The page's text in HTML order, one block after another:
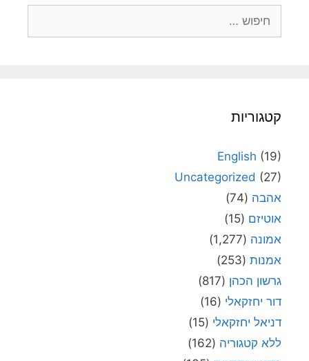
קטגוריות
English (19)
Uncategorized (27)
אהבה (74)
אוטיזם (15)
אמונה (1,277)
אמנות (253)
גרשון הכהן (817)
דור יחזקאלי (16)
דניאל יחזקאלי (15)
ללא קטגוריה (162)